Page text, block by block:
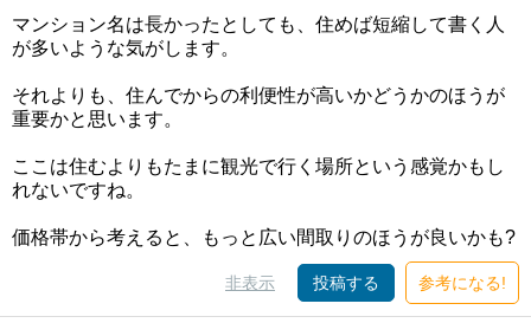
マンション名は長かったとしても、住めば短縮して書く人
が多いような気がします。
それよりも、住んでからの利便性が高いかどうかのほうが
重要かと思います。
ここは住むよりもたまに観光で行く場所という感覚かもし
れないですね。
価格帯から考えると、もっと広い間取りのほうが良いかも?
非表示 投稿する 参考になる!